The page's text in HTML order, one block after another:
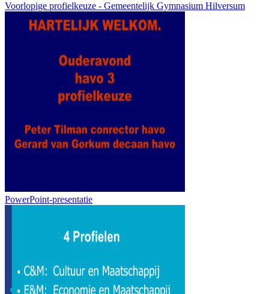
Voorlopige profielkeuze - Gemeentelijk Gymnasium Hilversum
PowerPoint-presentatie